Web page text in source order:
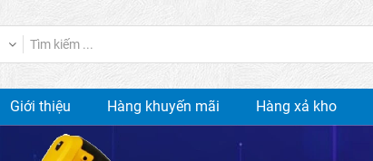
Giới thiệu Hàng khuyến mãi Hàng xả kho